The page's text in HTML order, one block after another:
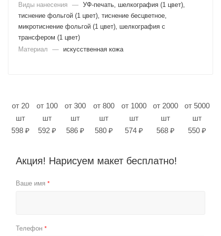
Виды нанесения
— УФ-печать, шелкография (1 цвет),
тиснение фольгой (1 цвет), тиснение бесцветное,
микротиснение фольгой (1 цвет), шелкография с
трансфером (1 цвет)
Материал
— искусственная кожа
от 20
шт
598 ₽
от 100
шт
592 ₽
от 300
шт
586 ₽
от 800
шт
580 ₽
от 1000
шт
574 ₽
от 2000
шт
568 ₽
от 5000
шт
550 ₽
Акция! Нарисуем макет бесплатно!
Ваше имя *
Телефон *